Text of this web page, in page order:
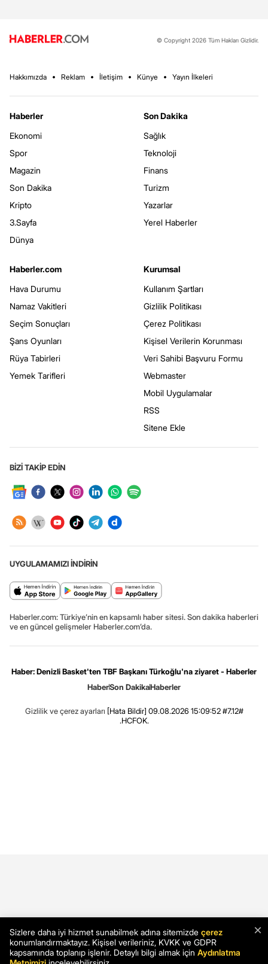
© Copyright 2026 Tüm Hakları Gizlidir.
Hakkımızda Reklam İletişim Künye Yayın İlkeleri
Haberler
Ekonomi
Spor
Magazin
Son Dakika
Kripto
3.Sayfa
Dünya
Son Dakika
Sağlık
Teknoloji
Finans
Turizm
Yazarlar
Yerel Haberler
Haberler.com
Hava Durumu
Namaz Vakitleri
Seçim Sonuçları
Şans Oyunları
Rüya Tabirleri
Yemek Tarifleri
Kurumsal
Kullanım Şartları
Gizlilik Politikası
Çerez Politikası
Kişisel Verilerin Korunması
Veri Sahibi Başvuru Formu
Webmaster
Mobil Uygulamalar
RSS
Sitene Ekle
BİZİ TAKİP EDİN
UYGULAMAMIZI İNDİRİN
Haberler.com: Türkiye’nin en kapsamlı haber sitesi. Son dakika haberleri
ve en güncel gelişmeler Haberler.com’da.
Haber: Denizli Basket'ten TBF Başkanı Türkoğlu'na ziyaret - Haberler
HaberSon DakikaHaberler
Gizlilik ve çerez ayarları [Hata Bildir] 09.08.2026 15:09:52 #7.12#
.HCFOK.
×
Sizlere daha iyi hizmet sunabilmek adına sitemizde çerez
konumlandırmaktayız. Kişisel verileriniz, KVKK ve GDPR
kapsamında toplanıp işlenir. Detaylı bilgi almak için Aydınlatma